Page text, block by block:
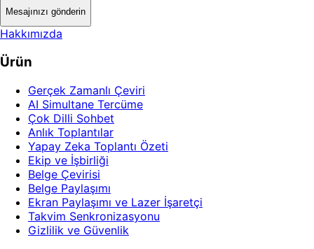
Mesajınızı gönderin
Hakkımızda
Ürün
Gerçek Zamanlı Çeviri
AI Simultane Tercüme
Çok Dilli Sohbet
Anlık Toplantılar
Yapay Zeka Toplantı Özeti
Ekip ve İşbirliği
Belge Çevirisi
Belge Paylaşımı
Ekran Paylaşımı ve Lazer İşaretçi
Takvim Senkronizasyonu
Gizlilik ve Güvenlik